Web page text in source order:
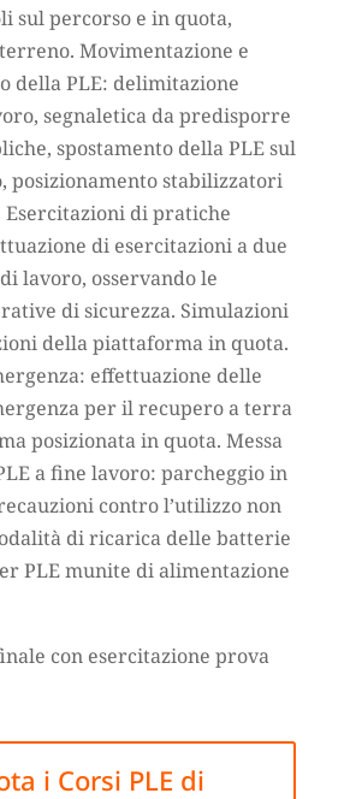
sul percorso e in quota,
Movimentazione e
della PLE: delimitazione
segnaletica da predisporre
spostamento della PLE sul
posizionamento stabilizzatori
di pratiche
di esercitazioni a due
lavoro, osservando le
di sicurezza. Simulazioni
della piattaforma in quota.
effettuazione delle
per il recupero a terra
posizionata in quota. Messa
a fine lavoro: parcheggio in
contro l’utilizzo non
di ricarica delle batterie
PLE munite di alimentazione
con esercitazione prova
i Corsi PLE di